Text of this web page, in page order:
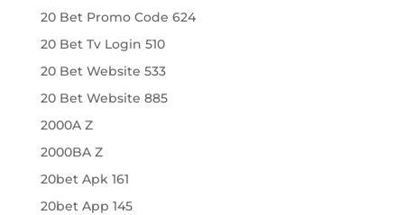
20 Bet Promo Code 624
20 Bet Tv Login 510
20 Bet Website 533
20 Bet Website 885
2000A Z
2000BA Z
20bet Apk 161
20bet App 145